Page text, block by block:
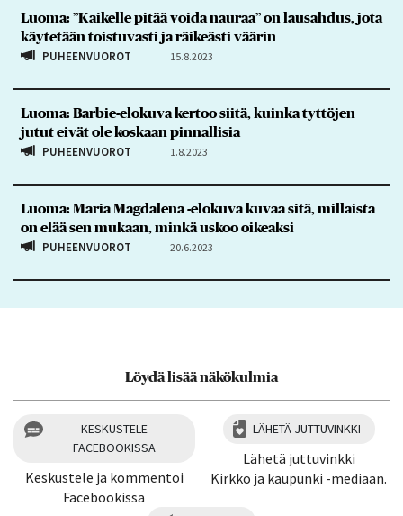
Luoma: ”Kaikelle pitää voida nauraa” on lausahdus, jota
käytetään toistuvasti ja räikeästi väärin
PUHEENVUOROT 15.8.2023
Luoma: Barbie-elokuva kertoo siitä, kuinka tyttöjen
jutut eivät ole koskaan pinnallisia
PUHEENVUOROT 1.8.2023
Luoma: Maria Magdalena -elokuva kuvaa sitä, millaista
on elää sen mukaan, minkä uskoo oikeaksi
PUHEENVUOROT 20.6.2023
Löydä lisää näkökulmia
KESKUSTELE
FACEBOOKISSA
Keskustele ja kommentoi
Facebookissa
LÄHETÄ JUTTUVINKKI
Lähetä juttuvinkki
Kirkko ja kaupunki -mediaan.